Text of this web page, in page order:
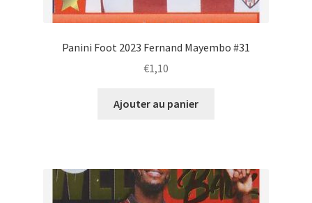
Panini Foot 2023 Fernand Mayembo #31
€1,10
Ajouter au panier